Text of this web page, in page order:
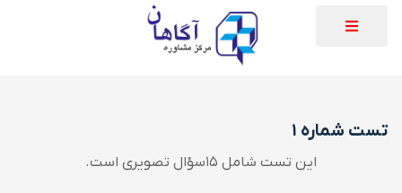
تست شماره ۱
این تست شامل ۱۵سؤال تصویری است.